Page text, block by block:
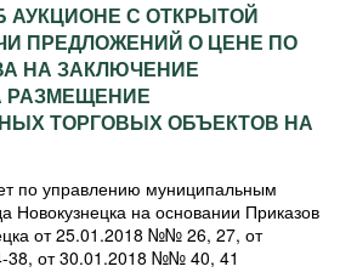
АУКЦИОНЕ С ОТКРЫТОЙ
ПРЕДЛОЖЕНИЙ О ЦЕНЕ ПО
НА ЗАКЛЮЧЕНИЕ
РАЗМЕЩЕНИЕ
ТОРГОВЫХ ОБЪЕКТОВ НА
по управлению муниципальным
Новокузнецка на основании Приказов
от 25.01.2018 №№ 26, 27, от
от 30.01.2018 №№ 40, 41